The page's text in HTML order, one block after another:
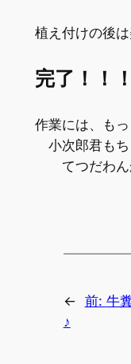
植え付けの後
完了！！！
作業には、も
小次郎君もち
てつだわん
← 前: 牛
♪